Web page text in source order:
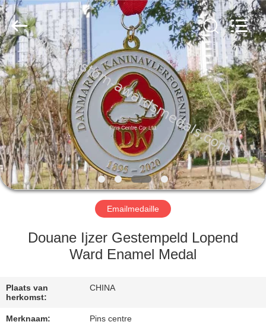
HUIS
PRODUCTEN
ONGEVEER
ONS
FABRIEKSREIS
KWALITEITSCONTROLE
ONS
company
ltd.
All
Rights
Reserved.
Developed
by
ECER
Emailmedaille
Douane Ijzer Gestempeld Lopend
Ward Enamel Medal
Plaats van
herkomst:
CHINA
Merknaam: Pins centre